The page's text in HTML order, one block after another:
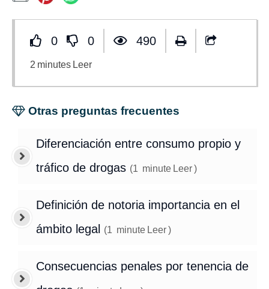
0 0 490
2 minutes Leer
Otras preguntas frecuentes
Diferenciación entre consumo propio y
tráfico de drogas (1 minute Leer)
Definición de notoria importancia en el
ámbito legal
(1 minute Leer)
Consecuencias penales por tenencia de